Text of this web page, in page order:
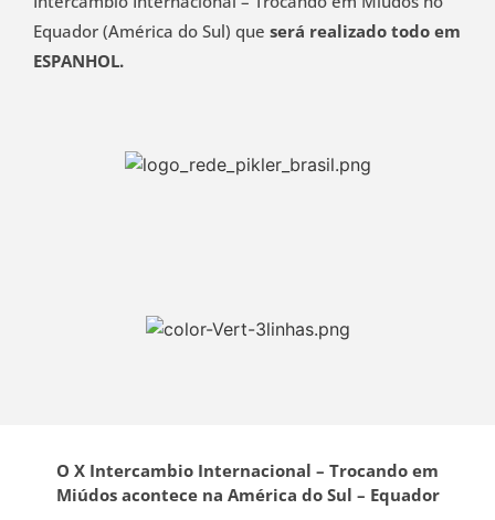
Equador (América do Sul) que será realizado todo em
ESPANHOL.
O X Intercambio Internacional – Trocando em
Miúdos acontece na América do Sul – Equador